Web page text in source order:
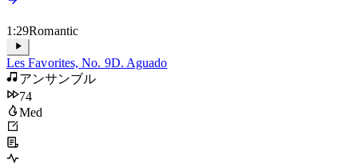
1:29Romantic
Les Favorites, No. 9
アンサンブル